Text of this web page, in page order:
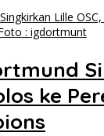
ke